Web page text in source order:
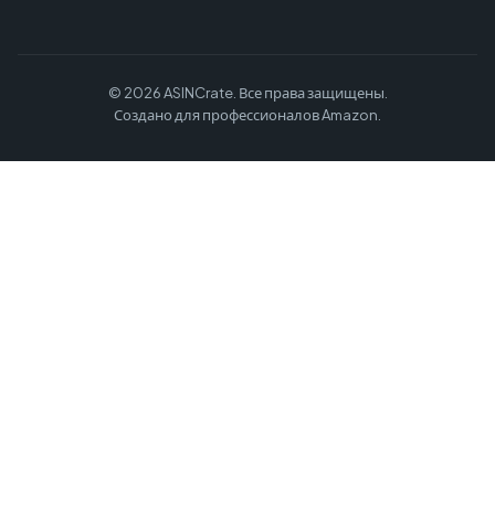
© 2026 ASINCrate. Все права защищены.
Создано для профессионалов Amazon.